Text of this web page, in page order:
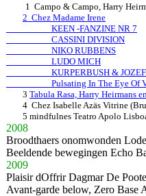
1 Campo & Campo, Harry
2 Chez Madame Irene
KEEN -FANZINE NR 7
CASSINI DIVISION
NIKO RUBBENS
LUDO MICH
KURPERBUSH &
Pulsating In The Eye Of
3 Tabula Rasa, Harry Heirmans
4 Chez Isabelle Azäs Vitrine
5 mindfulnes Teatro Apolo
2008
Broodthaers onomwonden
Beeldende bewegingen Echo
2009
Plaisir dOffrir Dagmar De
Avant-garde below, Zero Base